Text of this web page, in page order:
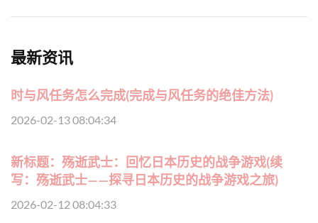
最新资讯
时与风任务怎么完成(完成与风任务的绝佳方法)
2026-02-13 08:04:34
新标题：殇逝武士：回忆日本历史的战争游戏(续
写：殇逝武士——探寻日本历史的战争游戏之旅)
2026-02-12 08:04:33